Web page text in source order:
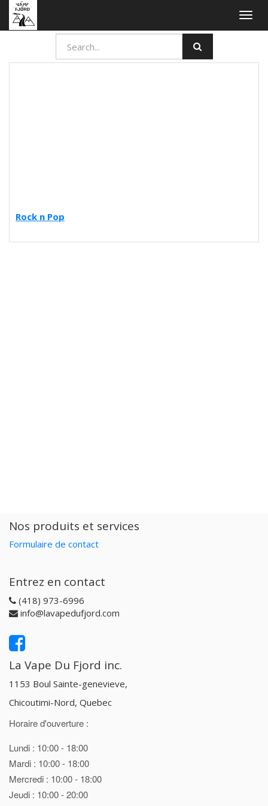
Rock n Pop
Nos produits et services
Formulaire de contact
Entrez en contact
(418) 973-6996
info@lavapedufjord.com
La Vape Du Fjord inc.
1153 Boul Sainte-genevieve,
Chicoutimi-Nord, Quebec
Horaire d'ouverture :
Lundi : 10:00 - 18:00
Mardi : 10:00 - 18:00
Mercredi : 10:00 - 18:00
Jeudi : 10:00 - 20:00